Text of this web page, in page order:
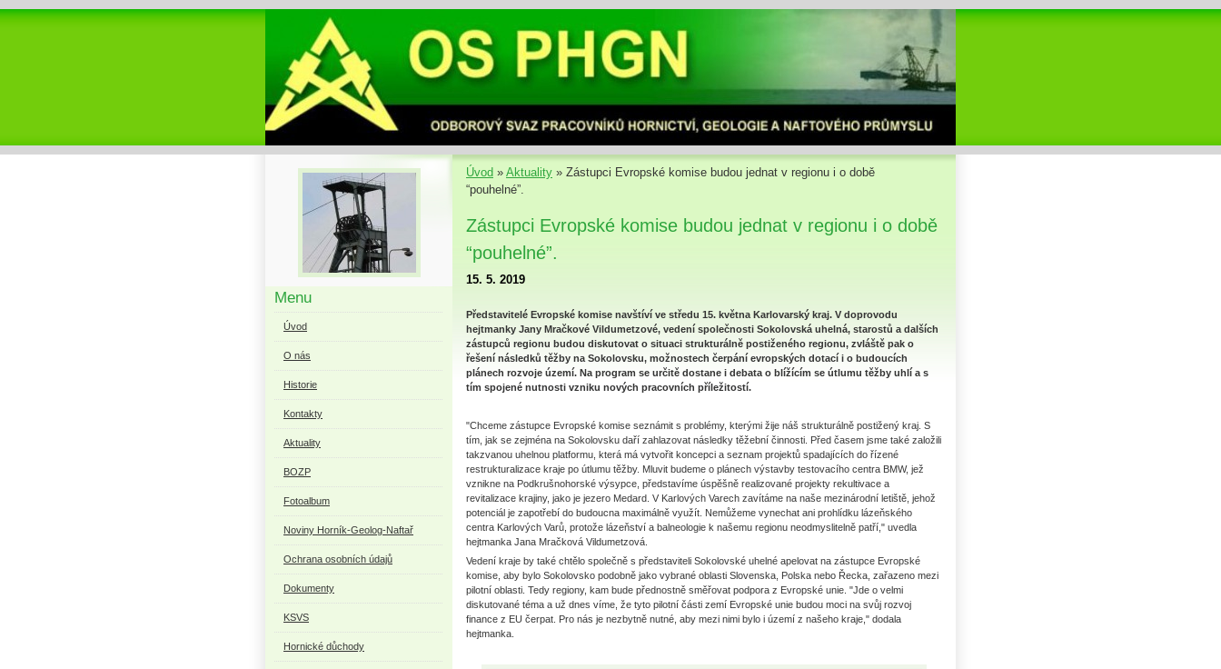
Úvod » Aktuality » Zástupci Evropské komise budou jednat v regionu i o době
“pouhelné”.
Zástupci Evropské komise budou jednat v regionu i o době
“pouhelné”.
15. 5. 2019
Představitelé Evropské komise navštíví ve středu 15. května Karlovarský kraj. V doprovodu
hejtmanky Jany Mračkové Vildumetzové, vedení společnosti Sokolovská uhelná, starostů a dalších
zástupců regionu budou diskutovat o situaci strukturálně postiženého regionu, zvláště pak o
řešení následků těžby na Sokolovsku, možnostech čerpání evropských dotací i o budoucích
plánech rozvoje území. Na program se určitě dostane i debata o blížícím se útlumu těžby uhlí a s
tím spojené nutnosti vzniku nových pracovních příležitostí.
"Chceme zástupce Evropské komise seznámit s problémy, kterými žije náš strukturálně postižený kraj. S
tím, jak se zejména na Sokolovsku daří zahlazovat následky těžební činnosti. Před časem jsme také založili
takzvanou uhelnou platformu, která má vytvořit koncepci a seznam projektů spadajících do řízené
restrukturalizace kraje po útlumu těžby. Mluvit budeme o plánech výstavby testovacího centra BMW, jež
vznikne na Podkrušnohorské výsypce, představíme úspěšně realizované projekty rekultivace a
revitalizace krajiny, jako je jezero Medard. V Karlových Varech zavítáme na naše mezinárodní letiště, jehož
potenciál je zapotřebí do budoucna maximálně využít. Nemůžeme vynechat ani prohlídku lázeňského
centra Karlových Varů, protože lázeňství a balneologie k našemu regionu neodmyslitelně patří," uvedla
hejtmanka Jana Mračková Vildumetzová.
Vedení kraje by také chtělo společně s představiteli Sokolovské uhelné apelovat na zástupce Evropské
komise, aby bylo Sokolovsko podobně jako vybrané oblasti Slovenska, Polska nebo Řecka, zařazeno mezi
pilotní oblasti. Tedy regiony, kam bude přednostně směřovat podpora z Evropské unie. "Jde o velmi
diskutované téma a už dnes víme, že tyto pilotní části zemí Evropské unie budou moci na svůj rozvoj
finance z EU čerpat. Pro nás je nezbytně nutné, aby mezi nimi bylo i území z našeho kraje," dodala
hejtmanka.
Menu
Úvod
O nás
Historie
Kontakty
Aktuality
BOZP
Fotoalbum
Noviny Horník-Geolog-Naftař
Ochrana osobních údajů
Dokumenty
KSVS
Hornické důchody